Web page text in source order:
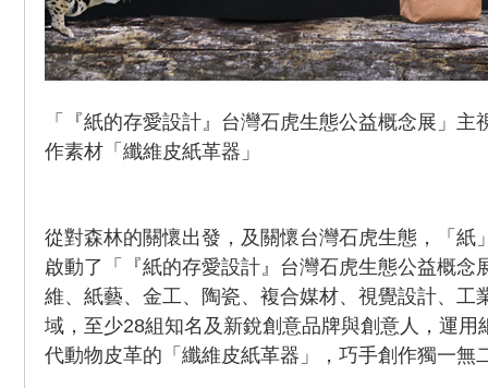
「『紙的存愛設計』台灣石虎生態公益概念展」
作素材「纖維皮紙革器」
從對森林的關懷出發，及關懷台灣石虎生態，「紙
啟動了「『紙的存愛設計』台灣石虎生態公益概念
維、紙藝、金工、陶瓷、複合媒材、視覺設計、工
域，至少28組知名及新銳創意品牌與創意人，運用
代動物皮革的「纖維皮紙革器」，巧手創作獨一無